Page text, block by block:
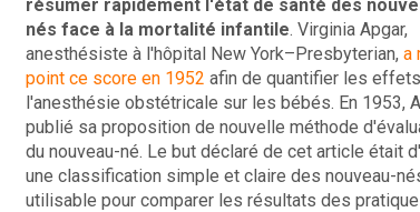
résumer rapidement l'état de santé des
nés face à la mortalité infantile. Virginia Apgar,
anesthésiste à l'hôpital New York–Presbyterian, a
point ce score en 1952 afin de quantifier les
l'anesthésie obstétricale sur les bébés. En 1953,
publié sa proposition de nouvelle méthode
du nouveau-né. Le but déclaré de cet article était
une classification simple et claire des nouveau-
utilisable pour comparer les résultats des